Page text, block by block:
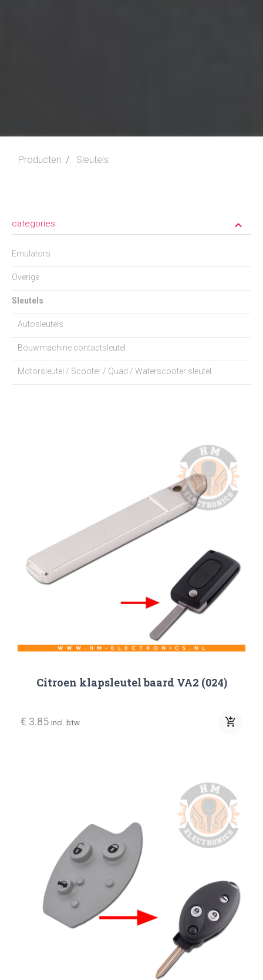
Producten Sleutels
categories keyboard_arrow_down
Emulators
Overige
Sleutels
Autosleutels
Bouwmachine contactsleutel
Motorsleutel / Scooter / Quad / Waterscooter sleutel
Citroen klapsleutel baard VA2 (024)
€ 3.85 incl. btw add_shopping_cart